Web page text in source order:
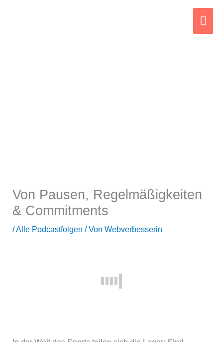
Von Pausen, Regelmäßigkeiten
& Commitments
/Alle Podcastfolgen / VonWebverbesserin